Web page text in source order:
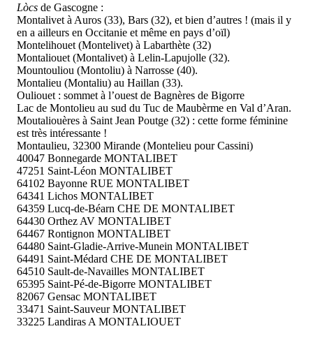
Lòcs de Gascogne :
Montalivet à Auros (33), Bars (32), et bien d’autres ! (mais il y
en a ailleurs en Occitanie et même en pays d’oïl)
Montelihouet (Montelivet) à Labarthète (32)
Montaliouet (Montalivet) à Lelin-Lapujolle (32).
Mountouliou (Montoliu) à Narrosse (40).
Montalieu (Montaliu) au Haillan (33).
Ouliouet : sommet à l’ouest de Bagnères de Bigorre
Lac de Montolieu au sud du Tuc de Maubèrme en Val d’Aran.
Moutaliouères à Saint Jean Poutge (32) : cette forme féminine
est très intéressante !
Montaulieu, 32300 Mirande (Montelieu pour Cassini)
40047 Bonnegarde MONTALIBET
47251 Saint-Léon MONTALIBET
64102 Bayonne RUE MONTALIBET
64341 Lichos MONTALIBET
64359 Lucq-de-Béarn CHE DE MONTALIBET
64430 Orthez AV MONTALIBET
64467 Rontignon MONTALIBET
64480 Saint-Gladie-Arrive-Munein MONTALIBET
64491 Saint-Médard CHE DE MONTALIBET
64510 Sault-de-Navailles MONTALIBET
65395 Saint-Pé-de-Bigorre MONTALIBET
82067 Gensac MONTALIBET
33471 Saint-Sauveur MONTALIBET
33225 Landiras A MONTALIOUET